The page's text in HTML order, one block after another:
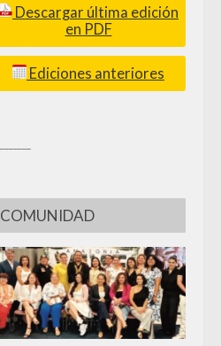
Descargar última edición
en PDF
Ediciones anteriores
COMUNIDAD